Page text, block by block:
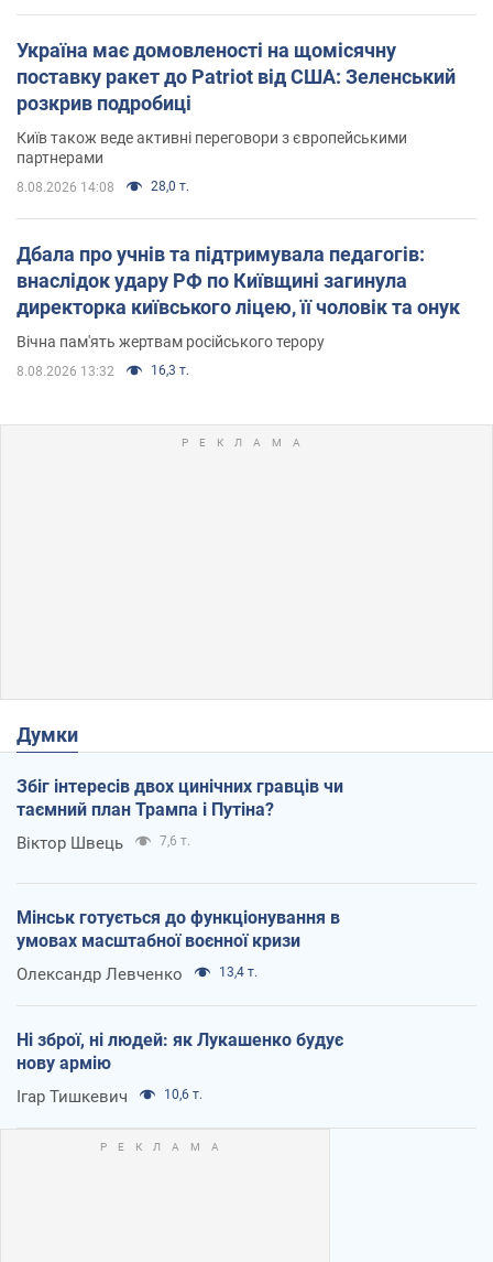
Україна має домовленості на щомісячну
поставку ракет до Patriot від США: Зеленський
розкрив подробиці
Київ також веде активні переговори з європейськими
партнерами
8.08.2026 14:08 28,0 т.
Дбала про учнів та підтримувала педагогів:
внаслідок удару РФ по Київщині загинула
директорка київського ліцею, її чоловік та онук
Вічна пам'ять жертвам російського терору
8.08.2026 13:32 16,3 т.
Думки
Збіг інтересів двох цинічних гравців чи
таємний план Трампа і Путіна?
Віктор Швець 7,6 т.
Мінськ готується до функціонування в
умовах масштабної воєнної кризи
Олександр Левченко 13,4 т.
Ні зброї, ні людей: як Лукашенко будує
нову армію
Ігар Тишкевич 10,6 т.